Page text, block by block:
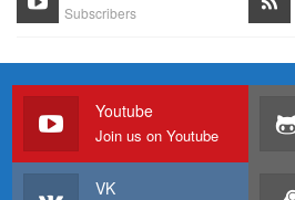
Subscribers
Youtube
Join us on Youtube
VK